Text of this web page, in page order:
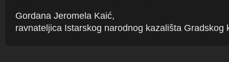
Gordana Jeromela Kaić,
ravnateljica Istarskog narodnog kazališta Gradskog